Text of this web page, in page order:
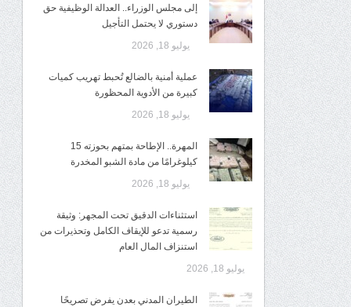
إلى مجلس الوزراء.. العدالة الوظيفية حق
دستوري لا يحتمل التأجيل
يوليو 18, 2026
عملية أمنية بالضالع تُحبط تهريب كميات
كبيرة من الأدوية المحظورة
يوليو 18, 2026
المهرة.. الإطاحة بمتهم بحوزته 15
كيلوغرامًا من مادة الشبو المخدرة
يوليو 18, 2026
استثناءات الدقيق تحت المجهر: وثيقة
رسمية تدعو للإيقاف الكامل وتحذيرات من
استنزاف المال العام
يوليو 18, 2026
الطيران المدني بعدن يفرض تصريحًا